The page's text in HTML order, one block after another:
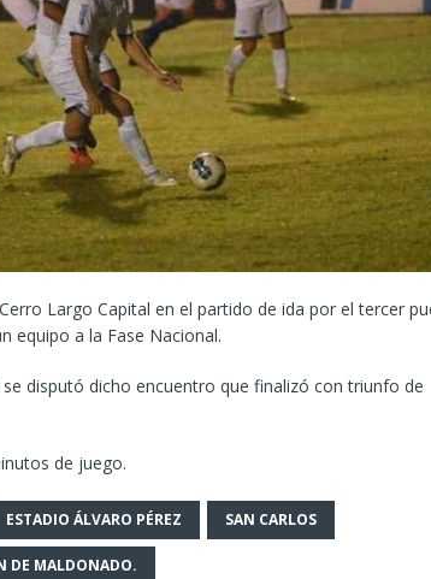
Largo Capital en el partido de ida por el tercer
equipo a la Fase Nacional.
disputó dicho encuentro que finalizó con triunfo de
de juego.
ESTADIO ÁLVARO PÉREZ SAN CARLOS
DE MALDONADO.